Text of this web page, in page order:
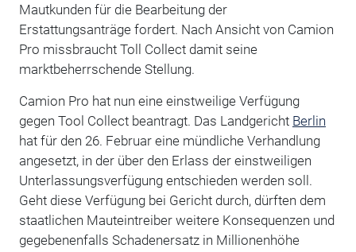
Mautkunden für die Bearbeitung der
Erstattungsanträge fordert. Nach Ansicht von Camion
Pro missbraucht Toll Collect damit seine
marktbeherrschende Stellung.
Camion Pro hat nun eine einstweilige Verfügung
gegen Tool Collect beantragt. Das Landgericht Berlin
hat für den 26. Februar eine mündliche Verhandlung
angesetzt, in der über den Erlass der einstweiligen
Unterlassungsverfügung entschieden werden soll.
Geht diese Verfügung bei Gericht durch, dürften dem
staatlichen Mauteintreiber weitere Konsequenzen und
gegebenenfalls Schadenersatz in Millionenhöhe